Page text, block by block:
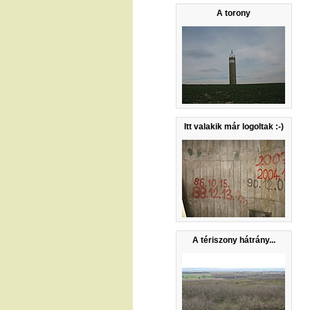
A torony
Itt valakik már logoltak :-)
A tériszony hátrány...